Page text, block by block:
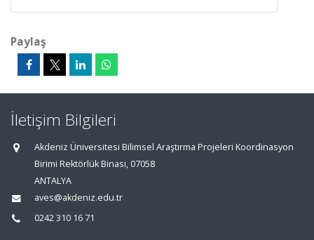
Paylaş
İletişim Bilgileri
Akdeniz Üniversitesi Bilimsel Araştırma Projeleri Koordinasyon
Birimi Rektörlük Binası, 07058
ANTALYA
aves@akdeniz.edu.tr
0242 310 16 71